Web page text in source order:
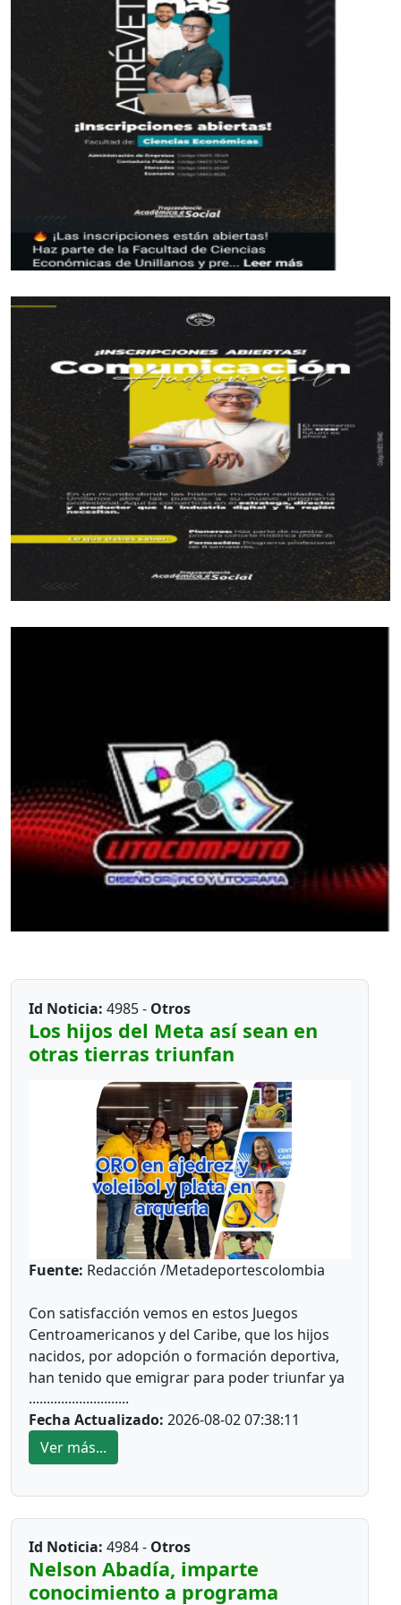
*Los clasificados*
Prejuvenil masculino: Colegio Cofrem (Guamal)
Juvenil masculino: José María Córdoba (Guamal)
Juvenil femenino: Juan Rozo (Acacias)
Juvenil masculino: Pablo E. Riveros (Acacias)
Prejuvenil masculino: Colegio Cofrem (Acacias)
Juvenil masculino: Colegio Cofrem (Acacias)
Juvenil femenino: Manuela Beltrán (San Martín)
Voleibol
Prejuvenil femenino: José María Córdoba (Guamal)
Prejuvenil masculino: Sto Domingo Savio (Acacias)
Juvenil femenino: Campestre Domisiano (Guamal)
Juvenil masculino: Sto Domingo Savio (Acacias)
*Las preocupaciones*
en los Juegos Intercolegiados.
Esta misma voz de preocupación se ha podido
captar en el baloncesto 5x5, ya que el Ministerio
del deporte, ha venido incluyendo en los últimos
años la modalidad del 3x3, perjudicando en el
desarrollo promocional en esta categoría de
Id Noticia: 4985 - Otros
Los hijos del Meta así sean en
otras tierras triunfan
Fuente: Redacción /Metadeportescolombia
Con satisfacción vemos en estos Juegos
Centroamericanos y del Caribe, que los hijos
nacidos, por adopción o formación deportiva,
han tenido que emigrar para poder triunfar ya
sean por estudios, trabajo o una oportunidad
más fuerte económicamente. En estos Juegos
Centroamericanos y del Caribe de Santo
Domingo, lo estamos viendo:
*Ajedrez*
Argote Heredia, defiendo los colores de la Liga
de Ajedrez del Meta, fue formando por el
instructor nacional Carlos Guillermo Rey,
............................
Fecha Actualizado: 2026-08-02 07:38:11
Ver más...
Id Noticia: 4984 - Otros
Nelson Abadía, imparte
conocimiento a programa